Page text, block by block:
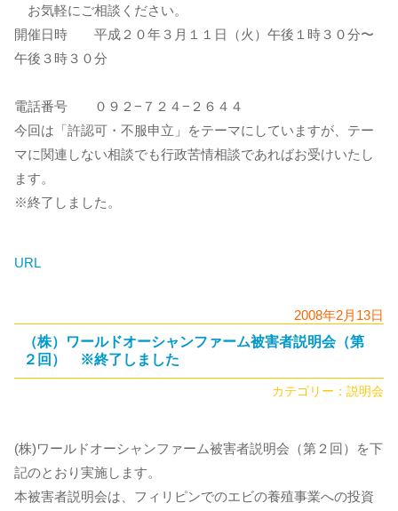
お気軽にご相談ください。
開催日時 平成２０年３月１１日（火）午後１時３０分〜
午後３時３０分
電話番号 ０９２−７２４−２６４４
今回は「許認可・不服申立」をテーマにしていますが、テー
マに関連しない相談でも行政苦情相談であればお受けいたし
ます。
※終了しました。
URL
2008年2月13日
（株）ワールドオーシャンファーム被害者説明会（第
２回） ※終了しました
カテゴリー： 説明会
(株)ワールドオーシャンファーム被害者説明会（第２回）を下
記のとおり実施します。
本被害者説明会は、フィリピンでのエビの養殖事業への投資